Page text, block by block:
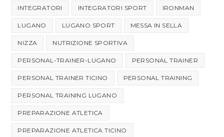
INTEGRATORI INTEGRATORI SPORT IRONMAN
LUGANO LUGANO SPORT MESSA IN SELLA
NIZZA NUTRIZIONE SPORTIVA
PERSONAL-TRAINER-LUGANO PERSONAL TRAINER
PERSONAL TRAINER TICINO PERSONAL TRAINING
PERSONAL TRAINING LUGANO
PREPARAZIONE ATLETICA
PREPARAZIONE ATLETICA TICINO